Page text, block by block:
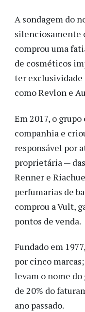
A sondagem do
silenciosamente
comprou uma
de cosméticos
ter exclusividade
como Revlon e
Em 2017, o
companhia e
responsável por
proprietária —
Renner e
perfumarias de
comprou a Vult,
pontos de venda.
Fundado em
por cinco marcas;
levam o nome
de 20% do
ano passado.